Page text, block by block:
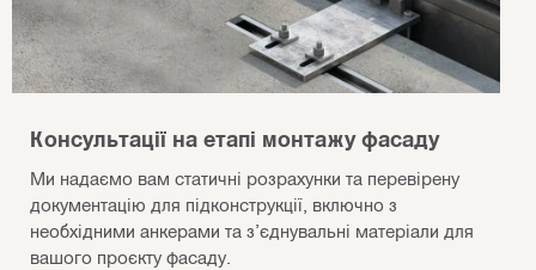
Консультації на етапі монтажу фасаду
Ми надаємо вам статичні розрахунки та перевірену
документацію для підконструкції, включно з
необхідними анкерами та з’єднувальні матеріали для
вашого проєкту фасаду.